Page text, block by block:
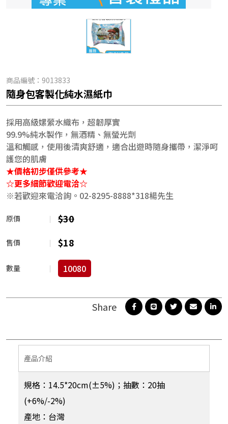
商品編號： 9013833
隨身包客製化純水濕紙巾
採用高級嫘縈水織布，超韌厚實
99.9%純水製作，無酒精、無螢光劑
溫和觸感，使用後清爽舒適，適合出遊時隨身攜帶，潔淨呵
護您的肌膚
★價格初步僅供參考★
☆更多細節歡迎電洽☆
※若歡迎來電洽詢。02-8295-8888*318楊先生
原價 $30
售價 $18
數量 10080
產品介紹
規格：14.5*20cm(±5%)；抽數：20抽
(+6%/-2%)
產地：台灣